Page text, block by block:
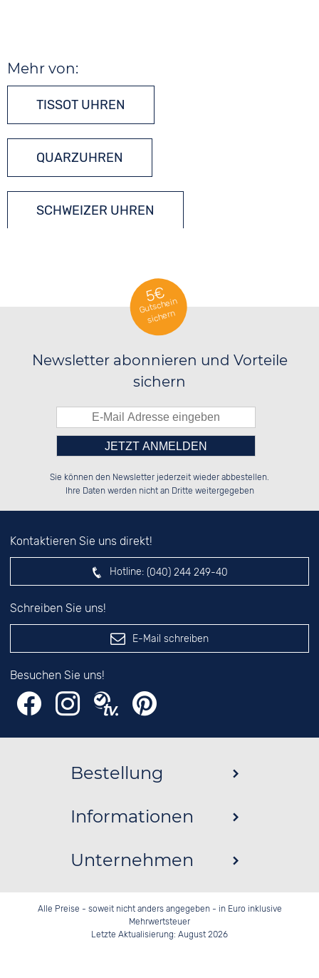
Mehr von:
TISSOT UHREN
QUARZUHREN
SCHWEIZER UHREN
5€
Gutschein
sichern
Newsletter abonnieren und Vorteile
sichern
██░░██░░██░░██░░██░░██░░░░████░░
██████░░██████░░██████░░░░░░██░░
░░░░██░░░░░░██░░██░░██░░░░░░██░░
Bitte tragen Sie die Zahl in
das nebenstehende Feld ein.
Sie können den Newsletter jederzeit wieder abbestellen.
Ihre Daten werden nicht an Dritte weitergegeben
Kontaktieren Sie uns direkt!
Hotline: (040) 244 249-40
Schreiben Sie uns!
E-Mail schreiben
Besuchen Sie uns!
Bestellung
Informationen
Unternehmen
Alle Preise - soweit nicht anders angegeben - in Euro inklusive
Mehrwertsteuer
Letzte Aktualisierung: August 2026